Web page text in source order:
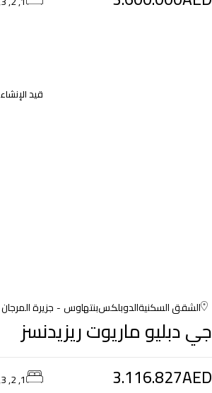
قيد الإنشاء
الشقق السكنيةالدوبلكسبنتهاوس جزيرة المرجان
جي دبليو ماريوت ريزيدنسز
3.116.827AED
1, 2, 3, 4